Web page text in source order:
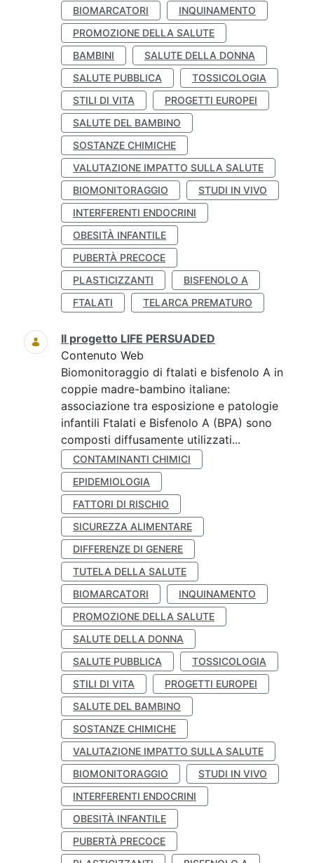
BIOMARCATORI
INQUINAMENTO
PROMOZIONE DELLA SALUTE
BAMBINI
SALUTE DELLA DONNA
SALUTE PUBBLICA
TOSSICOLOGIA
STILI DI VITA
PROGETTI EUROPEI
SALUTE DEL BAMBINO
SOSTANZE CHIMICHE
VALUTAZIONE IMPATTO SULLA SALUTE
BIOMONITORAGGIO
STUDI IN VIVO
INTERFERENTI ENDOCRINI
OBESITÀ INFANTILE
PUBERTÀ PRECOCE
PLASTICIZZANTI
BISFENOLO A
FTALATI
TELARCA PREMATURO
Il progetto LIFE PERSUADED
Contenuto Web
Biomonitoraggio di ftalati e bisfenolo A in
coppie madre-bambino italiane:
associazione tra esposizione e patologie
infantili Ftalati e Bisfenolo A (BPA) sono
composti diffusamente utilizzati...
CONTAMINANTI CHIMICI
EPIDEMIOLOGIA
FATTORI DI RISCHIO
SICUREZZA ALIMENTARE
DIFFERENZE DI GENERE
TUTELA DELLA SALUTE
BIOMARCATORI
INQUINAMENTO
PROMOZIONE DELLA SALUTE
SALUTE DELLA DONNA
SALUTE PUBBLICA
TOSSICOLOGIA
STILI DI VITA
PROGETTI EUROPEI
SALUTE DEL BAMBINO
SOSTANZE CHIMICHE
VALUTAZIONE IMPATTO SULLA SALUTE
BIOMONITORAGGIO
STUDI IN VIVO
INTERFERENTI ENDOCRINI
OBESITÀ INFANTILE
PUBERTÀ PRECOCE